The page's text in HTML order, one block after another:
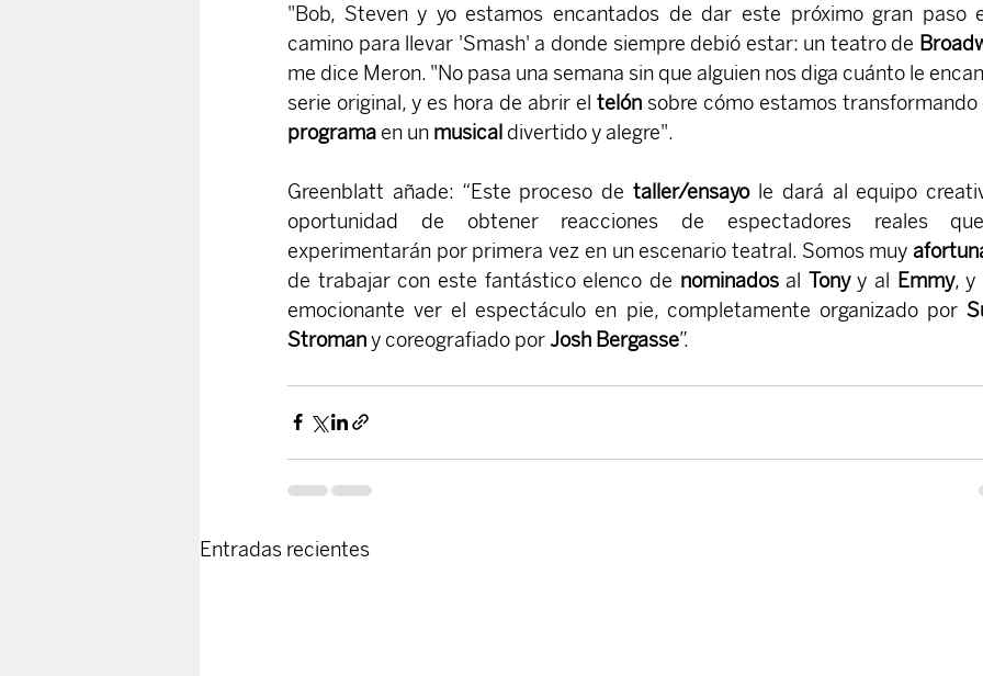
"Bob, Steven y yo estamos encantados de dar este próximo gran paso
camino para llevar 'Smash' a donde siempre debió estar: un teatro de
me dice Meron. "No pasa una semana sin que alguien nos diga cuánto le
serie original, y es hora de abrir el telón
programa en un musical divertido y alegre".
Greenblatt añade: “Este proceso de taller/ensayo le dará al equipo
oportunidad de obtener reacciones de espectadores reales
experimentarán por primera vez en un escenario teatral. Somos muy
de trabajar con este fantástico elenco de nominados al Tony y al Emmy, y
emocionante ver el espectáculo en pie, completamente organizado por
Stroman y coreografiado por Josh Bergasse”.
Entradas recientes